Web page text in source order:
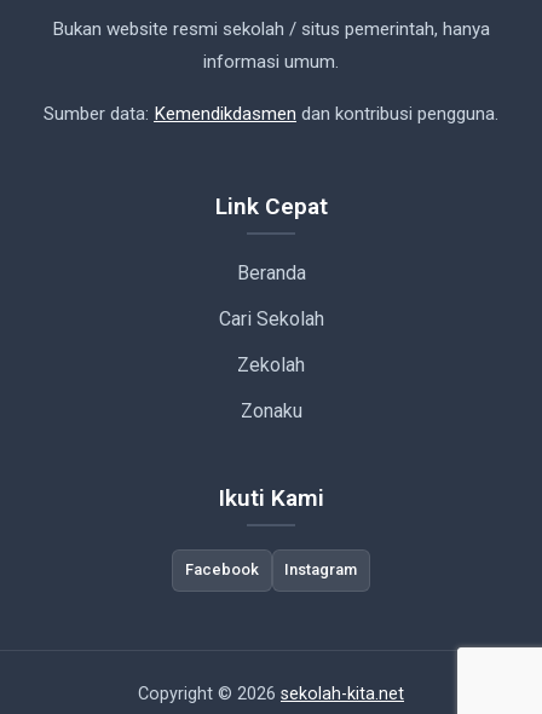
Bukan website resmi sekolah / situs pemerintah, hanya
informasi umum.
Sumber data: Kemendikdasmen dan kontribusi pengguna.
Link Cepat
Beranda
Cari Sekolah
Zekolah
Zonaku
Ikuti Kami
Facebook Instagram
Copyright © 2026 sekolah-kita.net